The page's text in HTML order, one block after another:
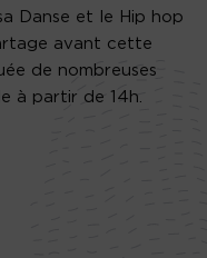
Danse et le Hip hop
avant cette
de nombreuses
à partir de 14h.